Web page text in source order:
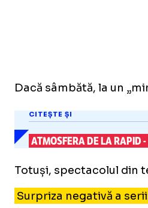
Dacă sâmbătă, la un
CITEȘTE ȘI
ATMOSFERA DE LA RAPID-
Totuși, spectacolul din
Surpriza negativă a